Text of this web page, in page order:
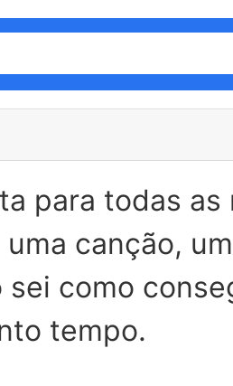
para todas as
canção,
sei como
tempo.